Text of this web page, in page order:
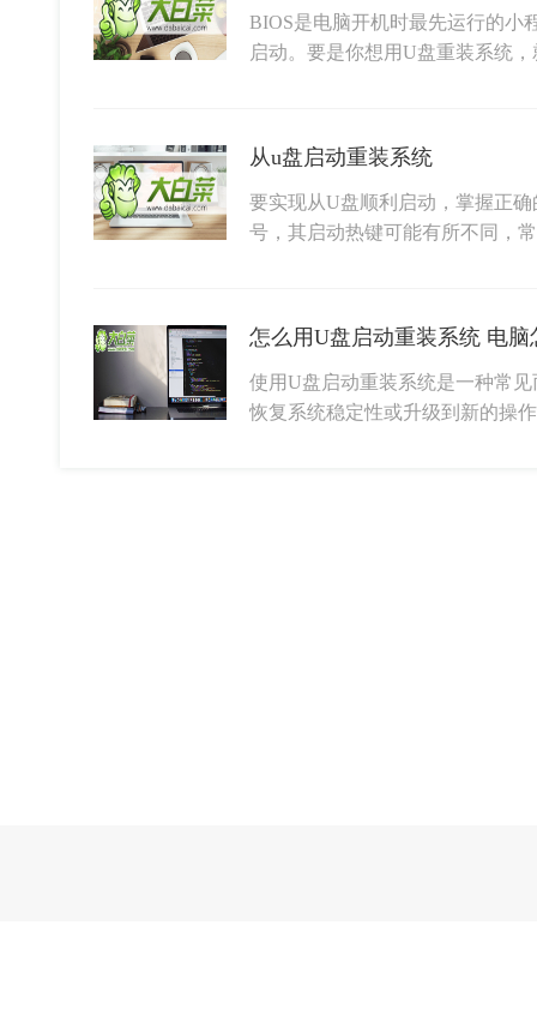
BIOS是电脑开机时最先运行的小
启动。要是你想用U盘重装系统
从u盘启动重装系统
要实现从U盘顺利启动，掌握正
号，其启动热键可能有所不同，
怎么用U盘启动重装系统 电
使用U盘启动重装系统是一种常
恢复系统稳定性或升级到新的操